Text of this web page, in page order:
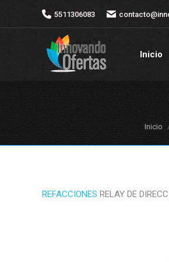
5511306083
Inicio
Estás
Inicio
REFACCIONES RELAY DE
5511306083
Inicio